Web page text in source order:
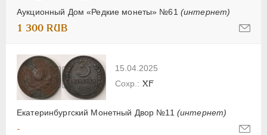
Аукционный Дом «Редкие монеты» №61 (интернет)
1 300 RUB
15.04.2025
Екатеринбургский Монетный Двор №11 (интернет)
XF
-